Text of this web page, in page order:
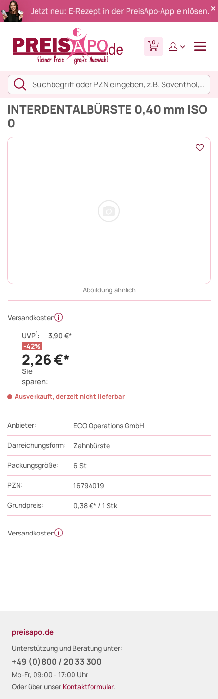
0
INTERDENTALBÜRSTE 0,40 mm ISO
0
Abbildung ähnlich
Versandkosten
Versandkosten
Anbieter: ECO Operations GmbH
Darreichungsform: Zahnbürste
Packungsgröße: 6 St
PZN: 16794019
Grundpreis: 0,38 €* / 1 Stk
UVP2: 3,90 €*
2,26 €*
Sie
sparen:
42%
Ausverkauft, derzeit nicht lieferbar
preisapo.de
Unterstützung und Beratung unter:
+49 (0)800 / 20 33 300
Mo-Fr, 09:00 - 17:00 Uhr
Oder über unser Kontaktformular.